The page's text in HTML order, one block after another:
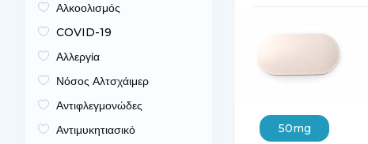
Αλκοολισμός
COVID-19
Αλλεργία
Νόσος Αλτσχάιμερ
Αντιφλεγμονώδες
Αντιμυκητιασικό
50mg